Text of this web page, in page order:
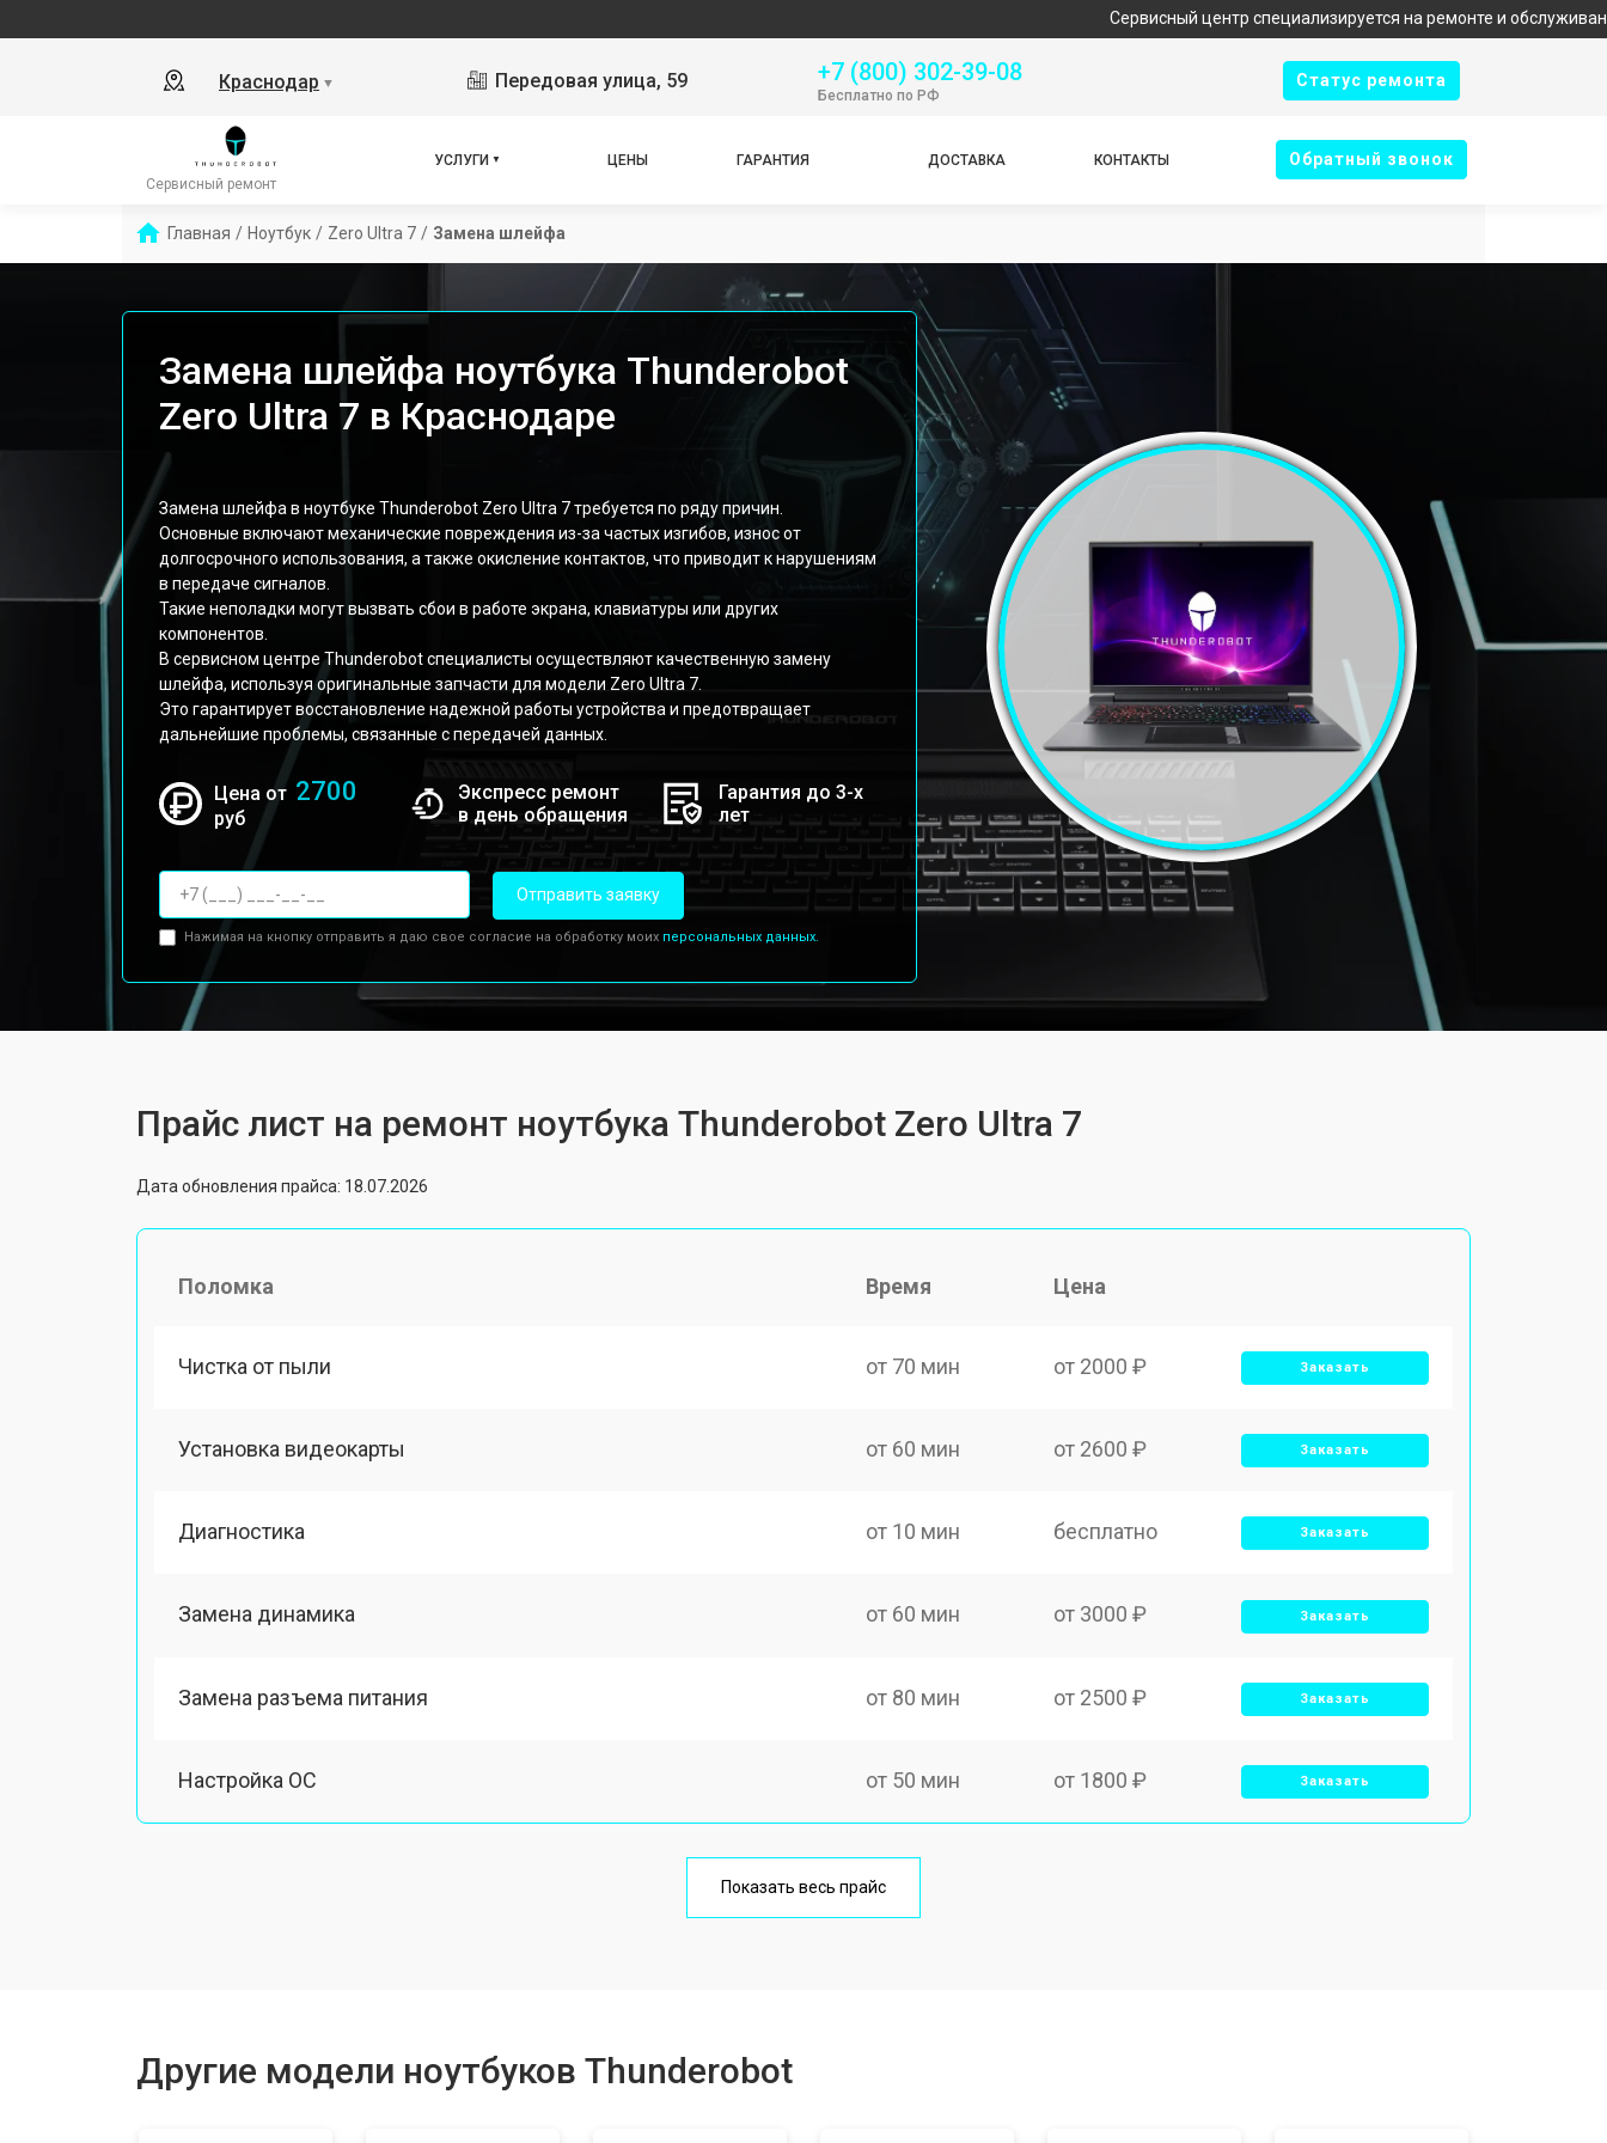
Сервисный центр специализируется на ремонте и обслуживании
Краснодар ▼ Передовая улица, 59 +7 (800) 302-39-08
Бесплатно по РФ
Cтатус ремонта
Сервисный ремонт
УСЛУГИ ЦЕНЫ ГАРАНТИЯ ДОСТАВКА КОНТАКТЫ Oбратный звонок
Главная / Ноутбук / Zero Ultra 7 / Замена шлейфа
Замена шлейфа ноутбука Thunderobot
Zero Ultra 7 в Краснодаре
Замена шлейфа в ноутбуке Thunderobot Zero Ultra 7 требуется по ряду причин.
Основные включают механические повреждения из-за частых изгибов, износ от
долгосрочного использования, а также окисление контактов, что приводит к нарушениям
в передаче сигналов.
Такие неполадки могут вызвать сбои в работе экрана, клавиатуры или других
компонентов.
В сервисном центре Thunderobot специалисты осуществляют качественную замену
шлейфа, используя оригинальные запчасти для модели Zero Ultra 7.
Это гарантирует восстановление надежной работы устройства и предотвращает
дальнейшие проблемы, связанные с передачей данных.
Цена от 2700
руб
Экспресс ремонт
в день обращения
Гарантия до 3-х
лет
Отправить заявку
Нажимая на кнопку отправить я даю свое согласие на обработку моих персональных данных.
Прайс лист на ремонт ноутбука Thunderobot Zero Ultra 7
Дата обновления прайса: 18.07.2026
Поломка Время Цена
Чистка от пыли от 70 мин от 2000 ₽ Заказать
Установка видеокарты от 60 мин от 2600 ₽ Заказать
Диагностика от 10 мин бесплатно Заказать
Замена динамика от 60 мин от 3000 ₽ Заказать
Замена разъема питания от 80 мин от 2500 ₽ Заказать
Настройка ОС от 50 мин от 1800 ₽ Заказать
от 100 мин
Показать весь прайс
Другие модели ноутбуков Thunderobot